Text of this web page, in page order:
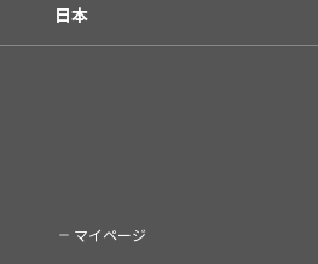
日本
マイページ